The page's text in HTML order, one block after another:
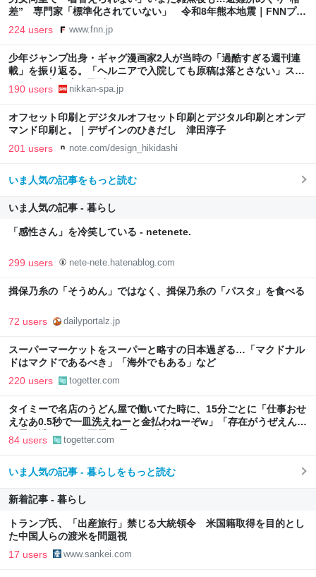
差” 専門家「標準化されていない」 令和8年熊本地震｜FNNプラ
イムオンライン
224 users www.fnn.jp
少年ジャンプ出身・ギャグ漫画家2人が当時の「過酷すぎる週刊連
載」を振り返る。「ヘルニアで入院しても原稿は落とさない」スト
イックな舞台裏 | 日刊SPA!
190 users nikkan-spa.jp
オフセット印刷とデジタルオフセット印刷とデジタル印刷とオンデ
マンド印刷と。｜デザインのひきだし 津田淳子
201 users note.com/design_hikidashi
いま人気の記事をもっと読む
いま人気の記事 - 暮らし
「感性さん」を冷笑している - netenete.
299 users nete-nete.hatenablog.com
揖保乃糸の「そうめん」ではなく、揖保乃糸の「パスタ」を食べる
72 users dailyportalz.jp
スーパーマーケットをスーパーと略すの日本過ぎる…「マクドナル
ドはマクドであるべき」「海外でもある」など
220 users togetter.com
タイミーで名店のうどん屋で働いてた時に、15分ごとに「仕事おせ
えなあ0.5秒で一皿洗えねーと金払わねーぞw」「存在がうぜえんだ
よ早く消えろ」と耳元で囁かれた話
84 users togetter.com
いま人気の記事 - 暮らしをもっと読む
新着記事 - 暮らし
トランプ氏、「出産旅行」禁じる大統領令 米国籍取得を目的とし
た中国人らの渡米を問題視
17 users www.sankei.com